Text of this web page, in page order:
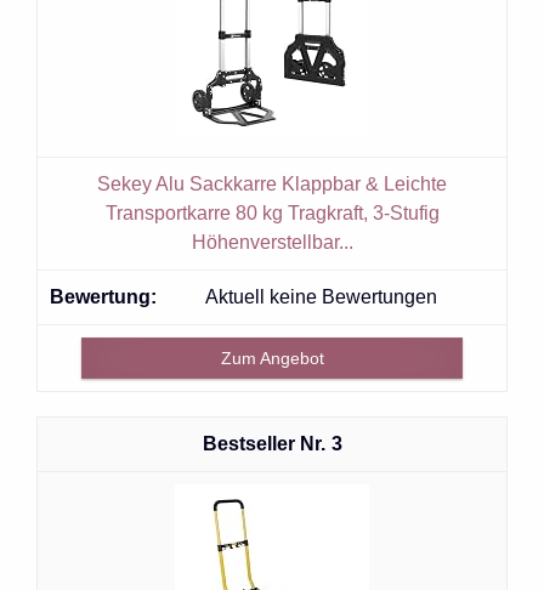
Sekey Alu Sackkarre Klappbar & Leichte
Transportkarre 80 kg Tragkraft, 3-Stufig
Höhenverstellbar...
Aktuell keine Bewertungen
Zum Angebot
3